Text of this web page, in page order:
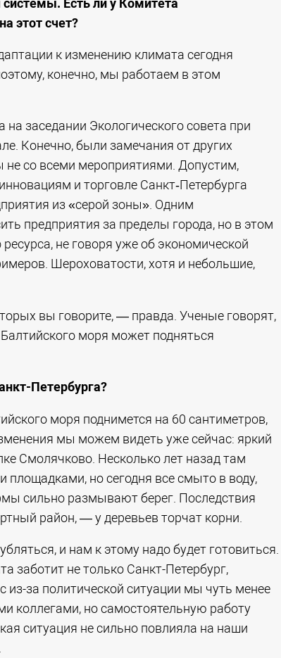
Есть ли у Комитета
этот счет?
к изменению климата сегодня
конечно, мы работаем в этом
заседании Экологического совета при
Конечно, были замечания от других
не со всеми мероприятиями. Допустим,
и торговле Санкт‑Петербурга
из «серой зоны». Одним
предприятия за пределы города, но в этом
не говоря уже об экономической
Шероховатости, хотя и небольшие,
вы говорите, — правда. Ученые говорят,
моря может подняться
Петербурга?
моря поднимется на 60 сантиметров,
мы можем видеть уже сейчас: яркий
Смолячково. Несколько лет назад там
но сегодня все смыто в воду,
сильно размывают берег. Последствия
район, — у деревьев торчат корни.
и нам к этому надо будет готовиться.
заботит не только Санкт-Петербург,
из-за политической ситуации мы чуть менее
коллегами, но самостоятельную работу
ситуация не сильно повлияла на наши